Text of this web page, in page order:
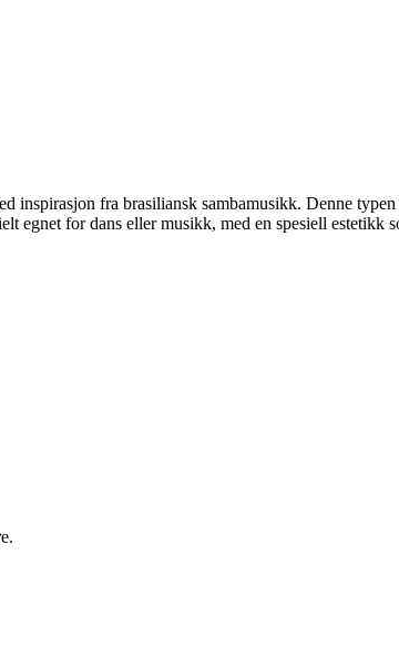
inspirasjon fra brasiliansk sambamusikk. Denne
egnet for dans eller musikk, med en spesiell estetikk